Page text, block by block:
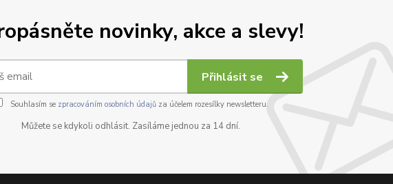
novinky, akce a slevy!
Přihlásit se
Souhlasím se zpracováním osobních údajůza účelem rozesílky newsletteru.
Můžete se kdykoli odhlásit. Zasíláme jednou za 14 dní.